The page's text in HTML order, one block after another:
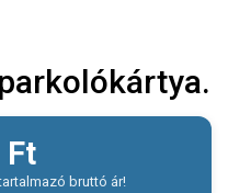
Ft
bruttó ár!